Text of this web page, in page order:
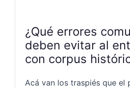
¿Qué errores
deben evitar al
con corpus
Acá van los traspiés que el